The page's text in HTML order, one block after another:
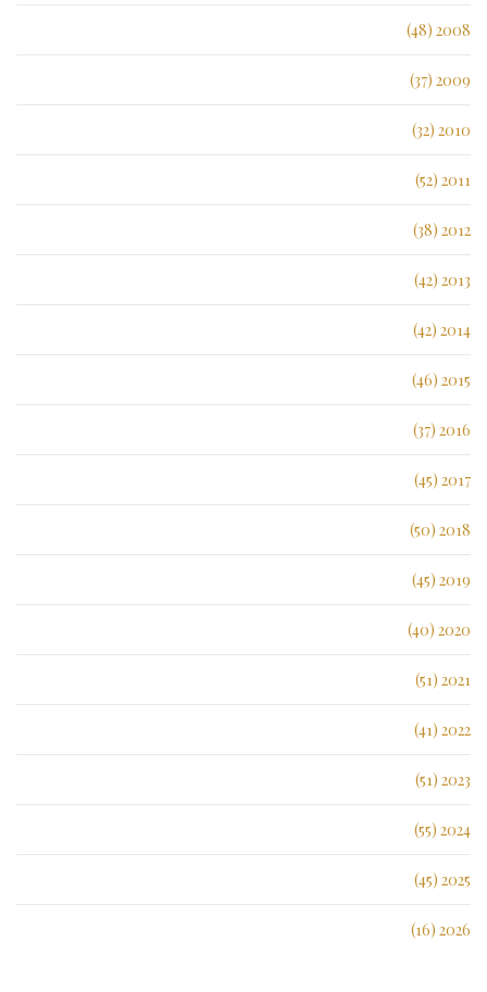
2008 (48)
2009 (37)
2010 (32)
2011 (52)
2012 (38)
2013 (42)
2014 (42)
2015 (46)
2016 (37)
2017 (45)
2018 (50)
2019 (45)
2020 (40)
2021 (51)
2022 (41)
2023 (51)
2024 (55)
2025 (45)
2026 (16)